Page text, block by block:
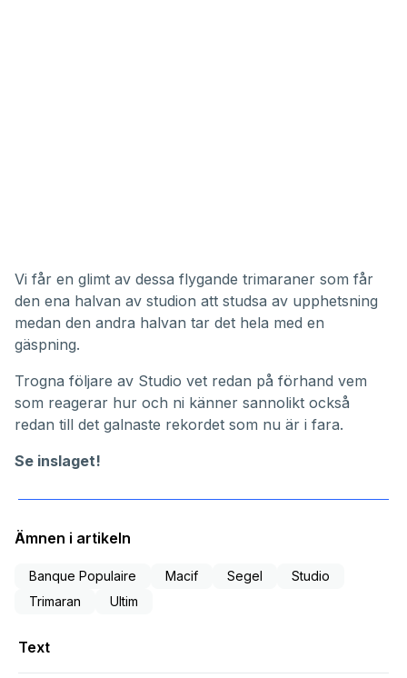
Vi får en glimt av dessa flygande trimaraner som får
den ena halvan av studion att studsa av upphetsning
medan den andra halvan tar det hela med en
gäspning.
Trogna följare av Studio vet redan på förhand vem
som reagerar hur och ni känner sannolikt också
redan till det galnaste rekordet som nu är i fara.
Se inslaget!
Ämnen i artikeln
Banque Populaire Macif Segel
Studio
Trimaran
Ultim
Text